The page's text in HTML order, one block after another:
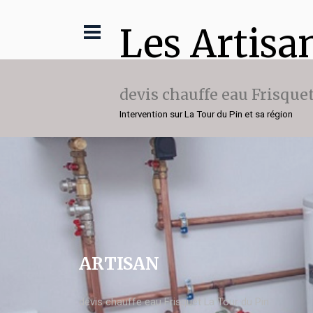
Les
devis chauffe eau
Intervention sur La Tour du Pin et sa région
ARTISAN
devis chauffe eau Frisquet La Tour du Pin